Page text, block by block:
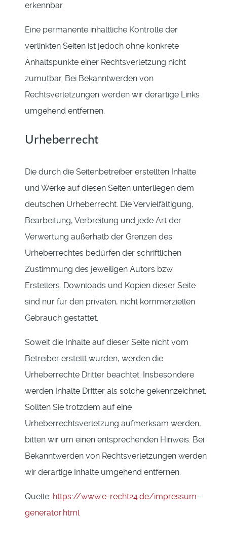
erkennbar.
Eine permanente inhaltliche Kontrolle der
verlinkten Seiten ist jedoch ohne konkrete
Anhaltspunkte einer Rechtsverletzung nicht
zumutbar. Bei Bekanntwerden von
Rechtsverletzungen werden wir derartige Links
umgehend entfernen.
Urheberrecht
Die durch die Seitenbetreiber erstellten Inhalte
und Werke auf diesen Seiten unterliegen dem
deutschen Urheberrecht. Die Vervielfältigung,
Bearbeitung, Verbreitung und jede Art der
Verwertung außerhalb der Grenzen des
Urheberrechtes bedürfen der schriftlichen
Zustimmung des jeweiligen Autors bzw.
Erstellers. Downloads und Kopien dieser Seite
sind nur für den privaten, nicht kommerziellen
Gebrauch gestattet.
Soweit die Inhalte auf dieser Seite nicht vom
Betreiber erstellt wurden, werden die
Urheberrechte Dritter beachtet. Insbesondere
werden Inhalte Dritter als solche gekennzeichnet.
Sollten Sie trotzdem auf eine
Urheberrechtsverletzung aufmerksam werden,
bitten wir um einen entsprechenden Hinweis. Bei
Bekanntwerden von Rechtsverletzungen werden
wir derartige Inhalte umgehend entfernen.
Quelle: https://www.e-recht24.de/impressum-
generator.html